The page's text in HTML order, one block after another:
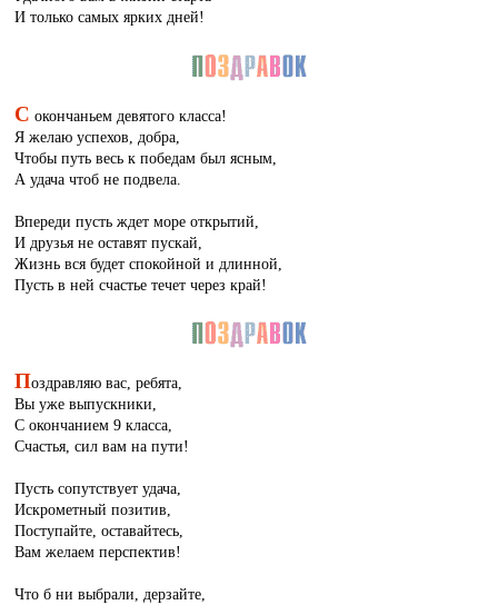
И только самых ярких дней!
С окончаньем девятого класса!
Я желаю успехов, добра,
Чтобы путь весь к победам был ясным,
А удача чтоб не подвела.
Впереди пусть ждет море открытий,
И друзья не оставят пускай,
Жизнь вся будет спокойной и длинной,
Пусть в ней счастье течет через край!
Поздравляю вас, ребята,
Вы уже выпускники,
С окончанием 9 класса,
Счастья, сил вам на пути!
Пусть сопутствует удача,
Искрометный позитив,
Поступайте, оставайтесь,
Вам желаем перспектив!
Что б ни выбрали, дерзайте,